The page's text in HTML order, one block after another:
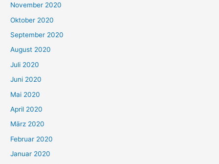
November 2020
Oktober 2020
September 2020
August 2020
Juli 2020
Juni 2020
Mai 2020
April 2020
März 2020
Februar 2020
Januar 2020